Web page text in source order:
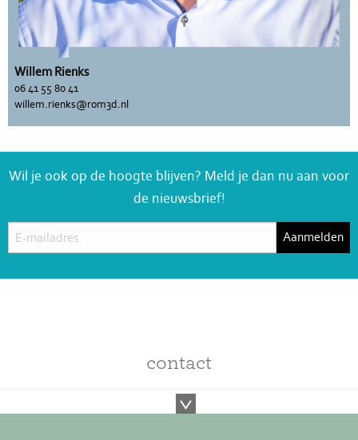
Willem Rienks
06 41 55 80 41
willem.rienks@rom3d.nl
Wil je ook op de hoogte blijven? Meld je dan nu aan voor
de nieuwsbrief!
contact